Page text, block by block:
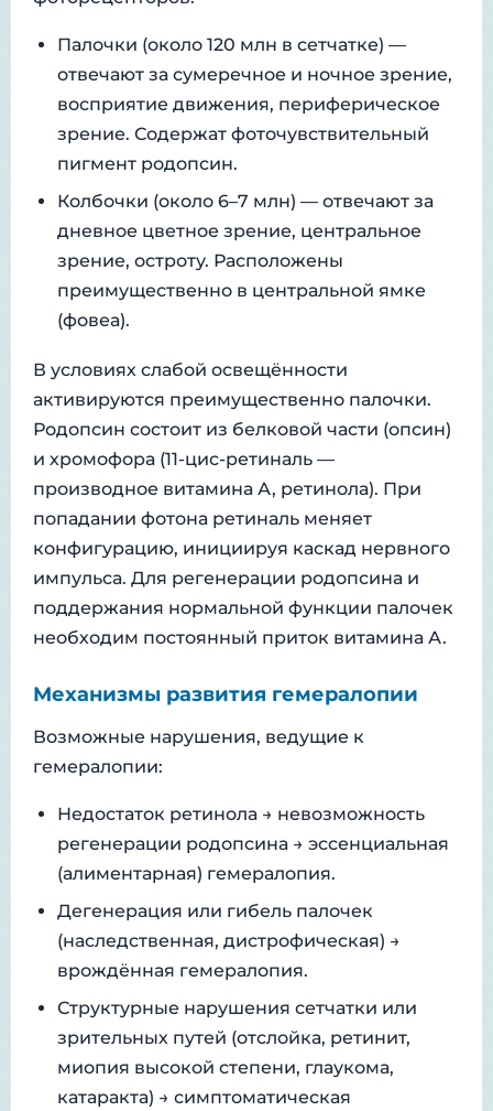
Палочки (около 120 млн в сетчатке) —
отвечают за сумеречное и ночное зрение,
восприятие движения, периферическое
зрение. Содержат фоточувствительный
пигмент родопсин.
Колбочки (около 6–7 млн) — отвечают за
дневное цветное зрение, центральное
зрение, остроту. Расположены
преимущественно в центральной ямке
(фовеа).
В условиях слабой освещённости
активируются преимущественно палочки.
Родопсин состоит из белковой части (опсин)
и хромофора (11-цис-ретиналь —
производное витамина А, ретинола). При
попадании фотона ретиналь меняет
конфигурацию, инициируя каскад нервного
импульса. Для регенерации родопсина и
поддержания нормальной функции палочек
необходим постоянный приток витамина А.
Механизмы развития гемералопии
Возможные нарушения, ведущие к
гемералопии:
Недостаток ретинола → невозможность
регенерации родопсина → эссенциальная
(алиментарная) гемералопия.
Дегенерация или гибель палочек
(наследственная, дистрофическая) →
врождённая гемералопия.
Структурные нарушения сетчатки или
зрительных путей (отслойка, ретинит,
миопия высокой степени, глаукома,
катаракта) → симптоматическая